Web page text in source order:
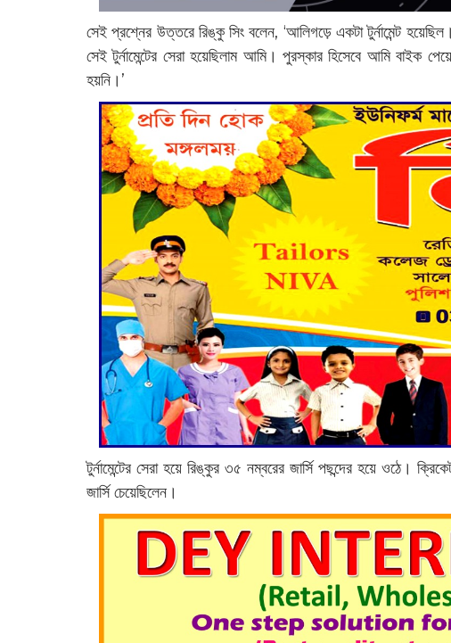
সেই প্রশ্নের উত্তরে রিঙ্কু সিং বলেন, ‘আলিগড়ে একটা টুর্নামেন্ট
সেই টুর্নামেন্টের সেরা হয়েছিলাম আমি। পুরস্কার হিসেবে আমি বাইক
হয়নি।’
টুর্নামেন্টের সেরা হয়ে রিঙ্কুর ৩৫ নম্বরের জার্সি পছন্দের হয়ে ওঠে।
জার্সি চেয়েছিলেন।